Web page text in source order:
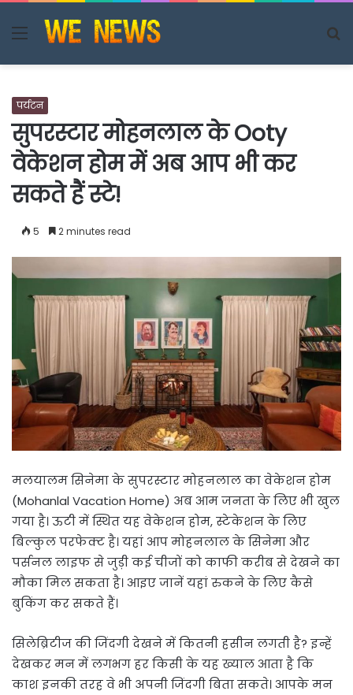
Menu
पर्यटन
सुपरस्टार मोहनलाल के Ooty
वेकेशन होम में अब आप भी कर
सकते हैं स्टे!
5 2 minutes read
मलयालम सिनेमा के सुपरस्टार मोहनलाल का वेकेशन होम
(Mohanlal Vacation Home) अब आम जनता के लिए भी खुल
गया है। ऊटी में स्थित यह वेकेशन होम, स्टेकेशन के लिए
बिल्कुल परफेक्ट है। यहां आप मोहनलाल के सिनेमा और
पर्सनल लाइफ से जुड़ी कई चीजों को काफी करीब से देखने का
मौका मिल सकता है। आइए जानें यहां रुकने के लिए कैसे
बुकिंग कर सकते हैं।
सिलेब्रिटीज की जिंदगी देखने में कितनी हसीन लगती है? इन्हें
देखकर मन में लगभग हर किसी के यह ख्याल आता है कि
काश इनकी तरह वे भी अपनी जिंदगी बिता सकते। आपके मन